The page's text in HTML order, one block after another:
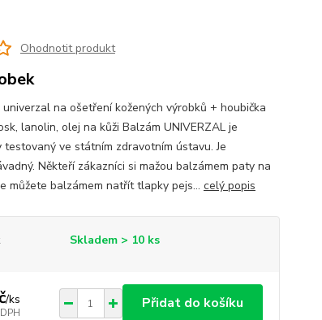
Ohodnotit produkt
na ošetření kožených výrobků + houbička
lanolin, olej na kůži Balzám UNIVERZAL je
ve státním zdravotním ústavu. Je
Někteří zákazníci si mažou balzámem paty na
můžete balzámem natřít tlapky pejs... celý popis
Skladem > 10 ks
/ks Přidat do košíku